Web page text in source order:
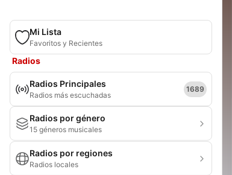
Mi Lista
Favoritos y Recientes
Radios
Radios Principales
Radios más escuchadas
1689
Radios por género
15 géneros musicales
Radios por regiones
Radios locales